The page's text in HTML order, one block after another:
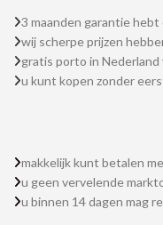
3 maanden garantie hebt
wij scherpe prijzen
gratis porto in Nederland
u kunt kopen zonder
makkelijk kunt betalen
u geen vervelende
u binnen 14 dagen mag